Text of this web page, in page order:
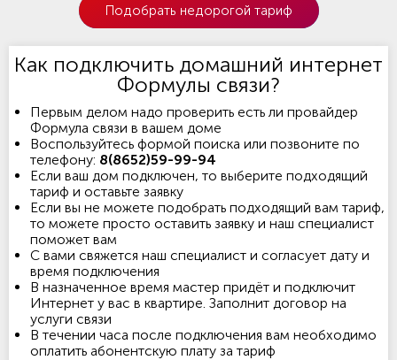
Подобрать недорогой тариф
Как подключить домашний интернет
Формулы связи?
Первым делом надо проверить есть ли провайдер
Формула связи в вашем доме
Воспользуйтесь формой поиска или позвоните по
телефону: 8(8652)59-99-94
Если ваш дом подключен, то выберите подходящий
тариф и оставьте заявку
Если вы не можете подобрать подходящий вам тариф,
то можете просто оставить заявку и наш специалист
поможет вам
С вами свяжется наш специалист и согласует дату и
время подключения
В назначенное время мастер придёт и подключит
Интернет у вас в квартире. Заполнит договор на
услуги связи
В течении часа после подключения вам необходимо
оплатить абонентскую плату за тариф